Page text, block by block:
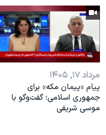
مرداد ۱۷, ۱۴۰۵
پیام «پیمان مکه» برای
جمهوری اسلامی؛ گفت‌وگو با
موسی شریفی